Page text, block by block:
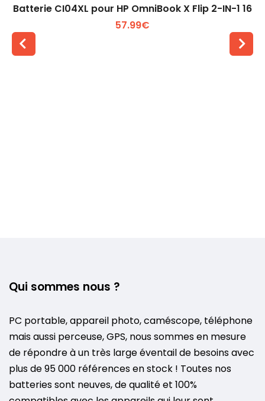
Batterie CI04XL pour HP OmniBook X Flip 2-IN-1 16
57.99€
Qui sommes nous ?
PC portable, appareil photo, caméscope, téléphone
mais aussi perceuse, GPS, nous sommes en mesure
de répondre à un très large éventail de besoins avec
plus de 95 000 références en stock ! Toutes nos
batteries sont neuves, de qualité et 100%